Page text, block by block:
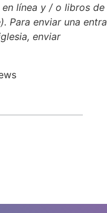
línea y / o libros de
Para enviar una
enviar